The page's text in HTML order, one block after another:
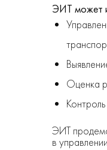
ЭИТ может
Оценка
ЭИТ
в